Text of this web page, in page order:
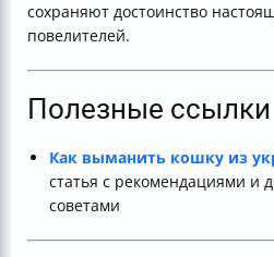
сохраняют достоинство
повелителей.
Полезные ссылки
Как выманить кошку из
статья с рекомендациями и
советами